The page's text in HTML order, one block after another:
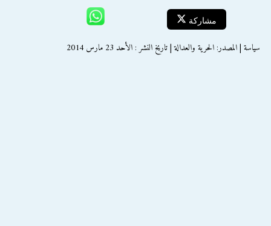
مشاركة
سياسة | المصدر: الحرية والعدالة | تاريخ النشر : الأحد 23 مارس 2014